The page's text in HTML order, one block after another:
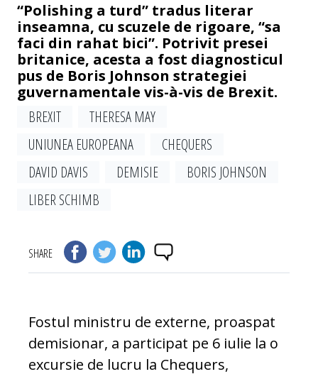
“Polishing a turd” tradus literar
inseamna, cu scuzele de rigoare, “sa
faci din rahat bici”. Potrivit presei
britanice, acesta a fost diagnosticul
pus de Boris Johnson strategiei
guvernamentale vis-à-vis de Brexit.
BREXIT
THERESA MAY
UNIUNEA EUROPEANA
CHEQUERS
DAVID DAVIS
DEMISIE
BORIS JOHNSON
LIBER SCHIMB
SHARE
Fostul ministru de externe, proaspat
demisionar, a participat pe 6 iulie la o
excursie de lucru la Chequers,